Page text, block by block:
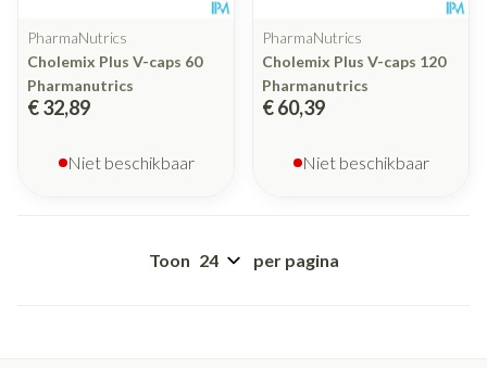
PharmaNutrics
Cholemix Plus V-caps 60
Pharmanutrics
€ 32,89
Niet beschikbaar
PharmaNutrics
Cholemix Plus V-caps 120
Pharmanutrics
€ 60,39
Niet beschikbaar
Toon per pagina